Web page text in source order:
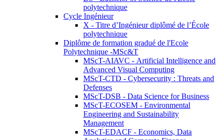
polytechnique
Cycle Ingénieur
X - Titre d’Ingénieur diplômé de l’École
polytechnique
Diplôme de formation gradué de l'Ecole
Polytechnique -MSc&T
MScT-AIAVC - Artificial Intelligence and
Advanced Visual Computing
MScT-CTD - Cybersecurity : Threats and
Defenses
MScT-DSB - Data Science for Business
MScT-ECOSEM - Environmental
Engineering and Sustainability
Management
MScT-EDACF - Economics, Data